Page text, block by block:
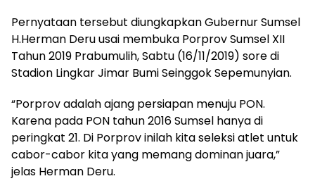
Pernyataan tersebut diungkapkan Gubernur Sumsel
H.Herman Deru usai membuka Porprov Sumsel XII
Tahun 2019 Prabumulih, Sabtu (16/11/2019) sore di
Stadion Lingkar Jimar Bumi Seinggok Sepemunyian.
“Porprov adalah ajang persiapan menuju PON.
Karena pada PON tahun 2016 Sumsel hanya di
peringkat 21. Di Porprov inilah kita seleksi atlet untuk
cabor-cabor kita yang memang dominan juara,”
jelas Herman Deru.